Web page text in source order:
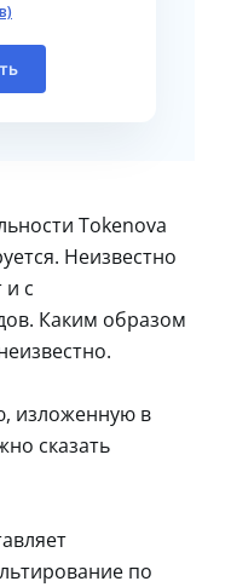
Tokenova
Неизвестно
и с
Каким образом
изложенную в
сказать
по